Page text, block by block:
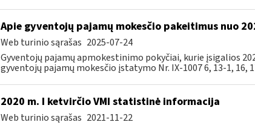
Apie gyventojų pajamų mokesčio pakeitimus nuo
Web turinio sąrašas 2025-07-24
Gyventojų pajamų apmokestinimo pokyčiai, kurie įsigalios
gyventojų pajamų mokesčio įstatymo Nr. IX-1007 6, 13-1, 16,
2020 m. I ketvirčio VMI statistinė informacija
Web turinio sąrašas 2021-11-22